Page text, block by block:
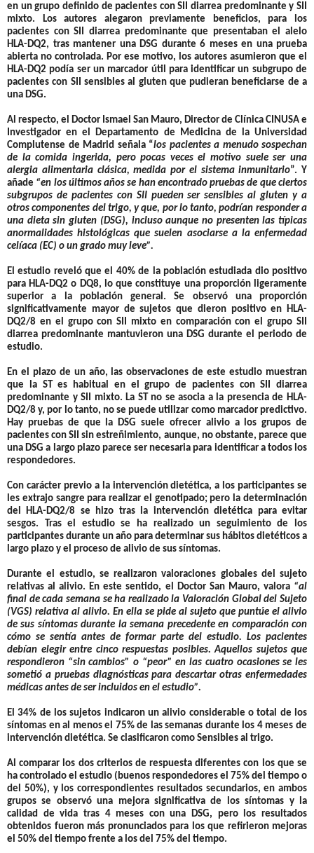
en un grupo definido de pacientes con SII diarrea predominante y SII
mixto. Los autores alegaron previamente beneficios, para los
pacientes con SII diarrea predominante que presentaban el alelo
HLA-DQ2, tras mantener una DSG durante 6 meses en una prueba
abierta no controlada. Por ese motivo, los autores asumieron que el
HLA-DQ2 podía ser un marcador útil para identificar un subgrupo de
pacientes con SII sensibles al gluten que pudieran beneficiarse de a
una DSG.
Al respecto, el Doctor Ismael San Mauro, Director de Clínica CINUSA e
Investigador en el Departamento de Medicina de la Universidad
Complutense de Madrid señala “los pacientes a menudo sospechan
de la comida ingerida, pero pocas veces el motivo suele ser una
alergia alimentaria clásica, medida por el sistema inmunitario”. Y
añade “en los últimos años se han encontrado pruebas de que ciertos
subgrupos de pacientes con SII pueden ser sensibles al gluten y a
otros componentes del trigo, y que, por lo tanto, podrían responder a
una dieta sin gluten (DSG), incluso aunque no presenten las típicas
anormalidades histológicas que suelen asociarse a la enfermedad
celíaca (EC) o un grado muy leve”.
El estudio reveló que el 40% de la población estudiada dio positivo
para HLA-DQ2 o DQ8, lo que constituye una proporción ligeramente
superior a la población general. Se observó una proporción
significativamente mayor de sujetos que dieron positivo en HLA-
DQ2/8 en el grupo con SII mixto en comparación con el grupo SII
diarrea predominante mantuvieron una DSG durante el periodo de
estudio.
En el plazo de un año, las observaciones de este estudio muestran
que la ST es habitual en el grupo de pacientes con SII diarrea
predominante y SII mixto. La ST no se asocia a la presencia de HLA-
DQ2/8 y, por lo tanto, no se puede utilizar como marcador predictivo.
Hay pruebas de que la DSG suele ofrecer alivio a los grupos de
pacientes con SII sin estreñimiento, aunque, no obstante, parece que
una DSG a largo plazo parece ser necesaria para identificar a todos los
respondedores.
Con carácter previo a la intervención dietética, a los participantes se
les extrajo sangre para realizar el genotipado; pero la determinación
del HLA-DQ2/8 se hizo tras la intervención dietética para evitar
sesgos. Tras el estudio se ha realizado un seguimiento de los
participantes durante un año para determinar sus hábitos dietéticos a
largo plazo y el proceso de alivio de sus síntomas.
Durante el estudio, se realizaron valoraciones globales del sujeto
relativas al alivio. En este sentido, el DoctorSan Mauro, valora “al
final de cada semana se ha realizado la Valoración Global del Sujeto
(VGS) relativa al alivio. En ella se pide al sujeto que puntúe el alivio
de sus síntomas durante la semana precedente en comparación con
cómo se sentía antes de formar parte del estudio. Los pacientes
debían elegir entre cinco respuestas posibles. Aquellos sujetos que
respondieron “sin cambios” o “peor” en las cuatro ocasiones se les
sometió a pruebas diagnósticas para descartar otras enfermedades
médicas antes de ser incluidos en el estudio”.
El 34% de los sujetos indicaron un alivio considerable o total de los
síntomas en al menos el 75% de las semanas durante los 4 meses de
intervención dietética. Se clasificaron como Sensibles al trigo.
Al comparar los dos criterios de respuesta diferentes con los que se
ha controlado el estudio (buenos respondedores el 75% del tiempo o
del 50%), y los correspondientes resultados secundarios, en ambos
grupos se observó una mejora significativa de los síntomas y la
calidad de vida tras 4 meses con una DSG, pero los resultados
obtenidos fueron más pronunciados para los que refirieron mejoras
el 50% del tiempo frente a los del 75% del tiempo.